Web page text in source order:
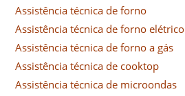
Assistência técnica de forno
Assistência técnica de forno elétrico
Assistência técnica de forno a gás
Assistência técnica de cooktop
Assistência técnica de microondas